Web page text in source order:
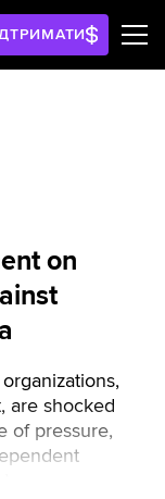
on
are shocked
of pressure,